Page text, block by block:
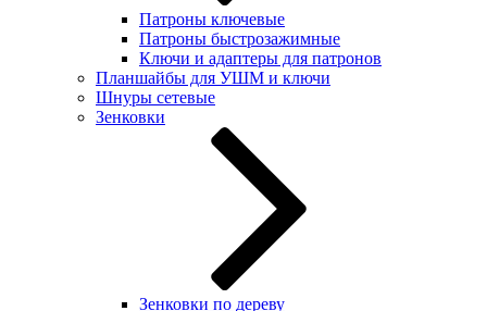
Патроны ключевые
Патроны быстрозажимные
Ключи и адаптеры для патронов
Планшайбы для УШМ и ключи
Шнуры сетевые
Зенковки
Зенковки по дереву